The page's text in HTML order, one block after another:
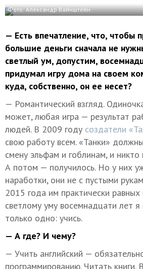
Фото: Александр Вайнштейн
— Есть впечатление, что, чтобы
большие деньги сначала не
светлый ум, допустим,
придумал игру дома на своем
куда, собственно, он ее несет?
— Романтический взгляд.
может, любая игра — результат
людей. В 2009 году создатели
свою работу всем. «Танки»
смену эльфам и гоблинам, и никто
А потом — получилось. Но у них
наработки, они не с пустыми
2015 года им практически
светлому уму восемнадцати лет я
только одно: учись.
— А где? И чему?
— Учить английский —
программированию. Читать книги.